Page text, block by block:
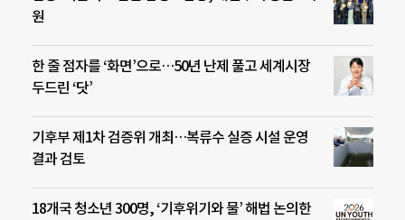
원
한 줄 점자를 ‘화면’으로…50년 난제 풀고 세계시장
두드린 ‘닷’
기후부 제1차 검증위 개최…복류수 실증 시설 운영
결과 검토
18개국 청소년 300명, ‘기후위기와 물’ 해법 논의한